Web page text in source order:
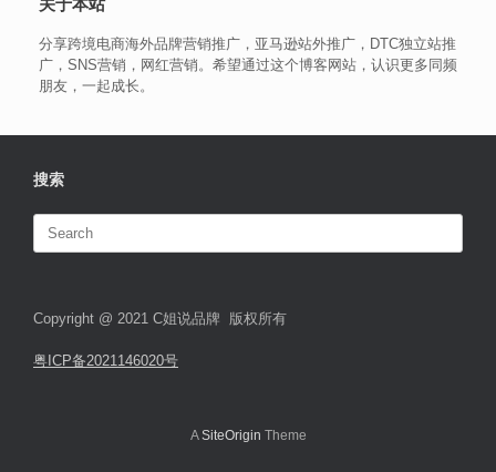
分享跨境电商海外品牌营销推广，亚马逊站外推广，DTC独立站推
广，SNS营销，网红营销。希望通过这个博客网站，认识更多同频
朋友，一起成长。
搜索
for:
Copyright @ 2021 C姐说品牌 版权所有
粤ICP备2021146020号
ASiteOrigin Theme